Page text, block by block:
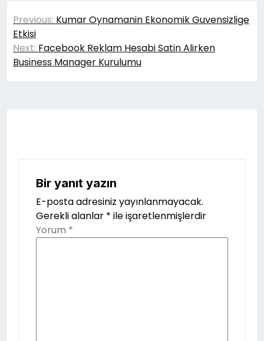
Yazı
gezinmesi
Previous: Kumar Oynamanin Ekonomik Guvensizlige
Etkisi
Next: Facebook Reklam Hesabi Satin Alirken
Business Manager Kurulumu
Bir yanıt yazın
E-posta adresiniz yayınlanmayacak.
Gerekli alanlar * ile işaretlenmişlerdir
Yorum *